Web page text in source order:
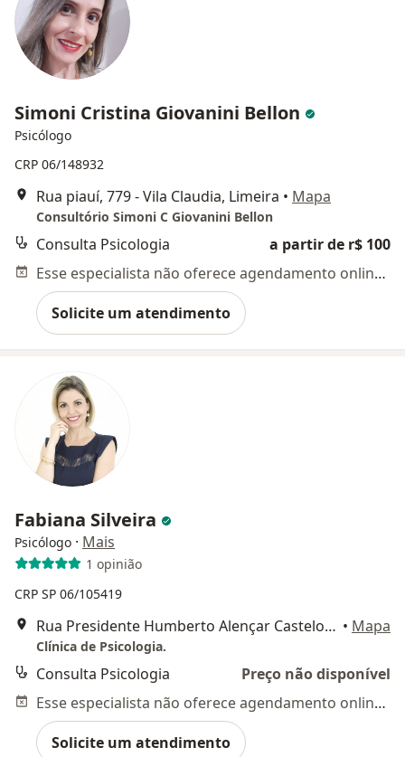
Simoni Cristina Giovanini Bellon
Psicólogo
CRP 06/148932
Rua piauí, 779 - Vila Claudia, Limeira • Mapa
Consultório Simoni C Giovanini Bellon
Consulta Psicologia
a partir de r$ 100
Esse especialista não oferece agendamento online para esse endereço.
Solicite um atendimento
Fabiana Silveira
Psicólogo · Mais
1 opinião
CRP SP 06/105419
Rua Presidente Humberto Alençar Castelo Branco 480, Limeira • Mapa
Clínica de Psicologia.
Consulta Psicologia
Preço não disponível
Esse especialista não oferece agendamento online para esse endereço.
Solicite um atendimento